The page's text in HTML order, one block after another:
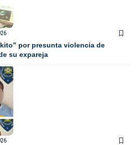
por presunta violencia de
su expareja